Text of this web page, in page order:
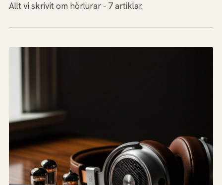
Allt vi skrivit om hörlurar - 7 artiklar.